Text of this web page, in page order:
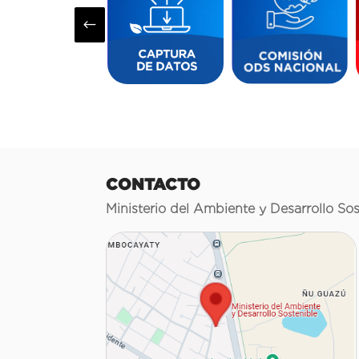
#
CONTACTO
Ministerio del Ambiente y Desarrollo